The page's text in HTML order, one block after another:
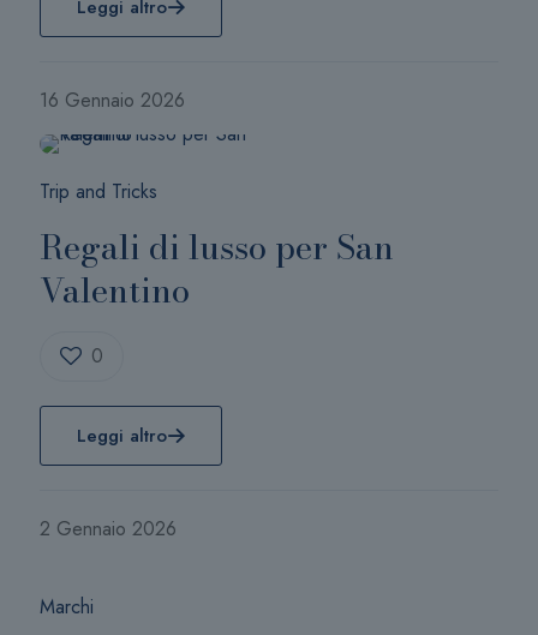
Leggi altro
16 Gennaio 2026
Trip and Tricks
Regali di lusso per San
Valentino
0
Leggi altro
2 Gennaio 2026
Marchi